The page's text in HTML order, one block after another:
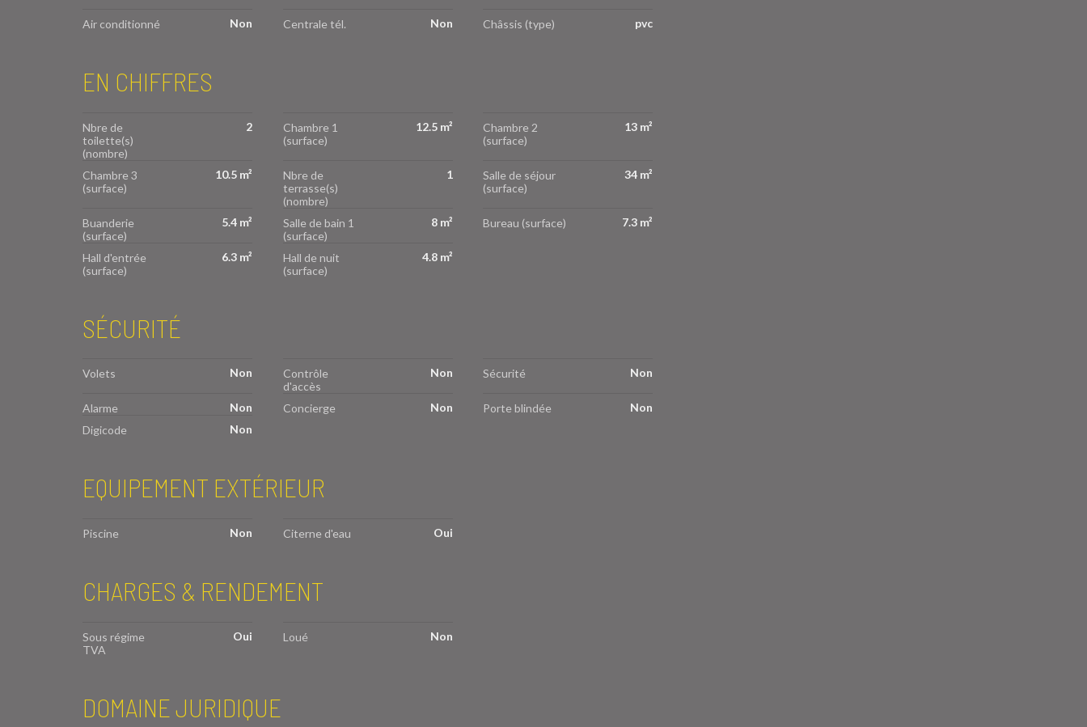
Air conditionné Non Centrale tél. Non Châssis (type) pvc
EN CHIFFRES
Nbre de
toilette(s)
(nombre)
2
Chambre 1
(surface)
12.5 m²
Chambre 2
(surface)
13 m²
Chambre 3
(surface)
10.5 m²
Nbre de
terrasse(s)
(nombre)
1
Salle de séjour
(surface)
34 m²
Buanderie
(surface)
5.4 m²
Salle de bain 1
(surface)
8 m² Bureau (surface) 7.3 m²
Hall d'entrée
(surface)
6.3 m²
Hall de nuit
(surface)
4.8 m²
SÉCURITÉ
Volets Non
Contrôle
d'accès
Non Sécurité Non
Alarme Non Concierge Non Porte blindée
Non
Digicode
Non
EQUIPEMENT EXTÉRIEUR
Piscine Non Citerne d'eau Oui
CHARGES & RENDEMENT
Sous régime
TVA
Oui Loué Non
DOMAINE JURIDIQUE